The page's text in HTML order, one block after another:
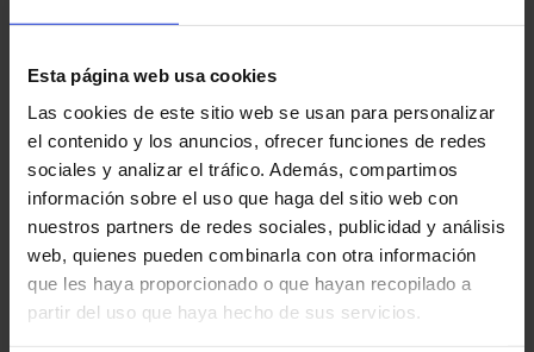
Esta página web usa cookies
Las cookies de este sitio web se usan para personalizar
el contenido y los anuncios, ofrecer funciones de redes
sociales y analizar el tráfico. Además, compartimos
información sobre el uso que haga del sitio web con
nuestros partners de redes sociales, publicidad y análisis
web, quienes pueden combinarla con otra información
que les haya proporcionado o que hayan recopilado a
partir del uso que haya hecho de sus servicios.
La Unidad de Trabajo de Parto y Recuperación de la
respetuosa a las mujeres que eligen vivir la experiencia
del parto de una forma más fisiológica, priorizando el
respeto al proceso natural sin comprometer la salud
materna ni la del bebé.
Conocer más